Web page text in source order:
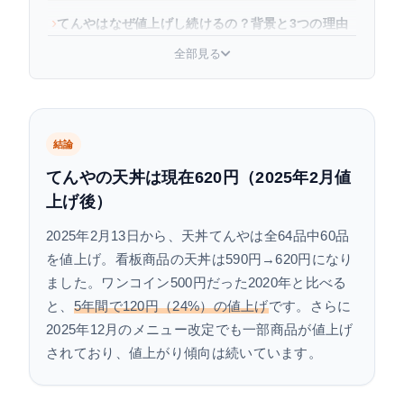
てんやはなぜ値上げし続けるの？背景と3つの理由
現在のてんやのメニュー価格一覧（2026年5月最
新）
てんやの今後の値上げはある？
よくある質問
まとめ
全部見る
結論
てんやの天丼は現在620円（2025年2月値
上げ後）
2025年2月13日から、天丼てんやは全64品中60品
を値上げ。看板商品の天丼は590円→620円になり
ました。ワンコイン500円だった2020年と比べる
と、 5年間で120円（24%）の値上げです。さらに
2025年12月のメニュー改定でも一部商品が値上げ
されており、値上がり傾向は続いています。